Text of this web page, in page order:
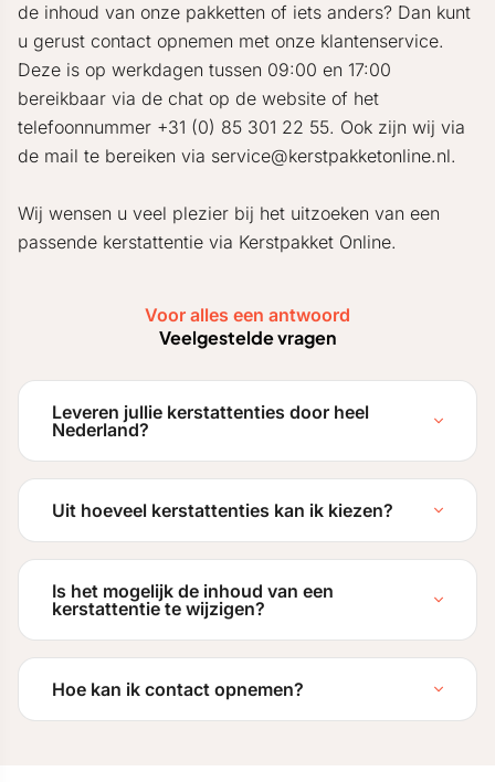
de inhoud van onze pakketten of iets anders? Dan kunt
u gerust contact opnemen met onze klantenservice.
Deze is op werkdagen tussen 09:00 en 17:00
bereikbaar via de chat op de website of het
telefoonnummer +31 (0) 85 301 22 55. Ook zijn wij via
de mail te bereiken via service@kerstpakketonline.nl.
Wij wensen u veel plezier bij het uitzoeken van een
passende kerstattentie via Kerstpakket Online.
Voor alles een antwoord
Veelgestelde vragen
Leveren jullie kerstattenties door heel
Nederland?
Uit hoeveel kerstattenties kan ik kiezen?
Is het mogelijk de inhoud van een
kerstattentie te wijzigen?
Hoe kan ik contact opnemen?